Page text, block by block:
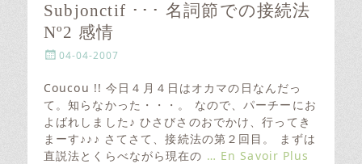
Subjonctif ･･･ 名詞節での接続法
Nº2 感情
P
s
e
d
o
n
04-04-2007
Coucou !! 今日４月４日はオカマの日なんだっ
て。知らなかった・・・。 なので、パーチーにお
よばれしました♪ ひさびさのおでかけ、行ってき
まーす♪♪♪ さてさて、接続法の第２回目。 まずは
直説法とくらべながら現在の … En Savoir Plus